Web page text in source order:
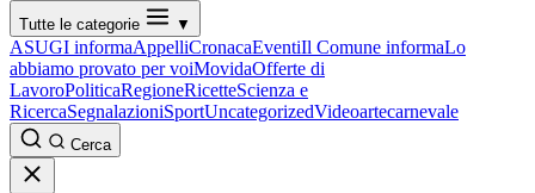
Tutte le categorie ▼
ASUGI informaAppelliCronacaEventiIl Comune informaLo
abbiamo provato per voiMovidaOfferte di
LavoroPoliticaRegioneRicetteScienza e
RicercaSegnalazioniSportUncategorizedVideoartecarnevale
Cerca